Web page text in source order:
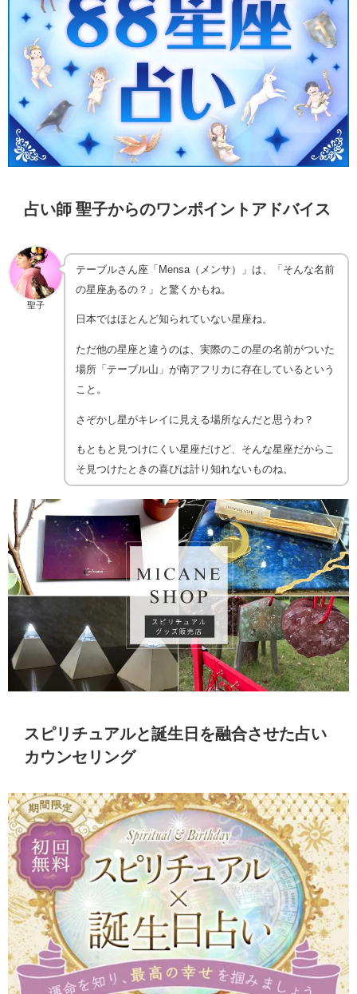
占い師 聖子からのワンポイントアドバイス
聖子
テーブルさん座「Mensa（メンサ）」は、「そんな名前
の星座あるの？」と驚くかもね。
日本ではほとんど知られていない星座ね。
ただ他の星座と違うのは、実際のこの星の名前がついた
場所「テーブル山」が南アフリカに存在しているという
こと。
さぞかし星がキレイに見える場所なんだと思うわ？
もともと見つけにくい星座だけど、そんな星座だからこ
そ見つけたときの喜びは計り知れないものね。
スピリチュアルと誕生日を融合させた占い
カウンセリング